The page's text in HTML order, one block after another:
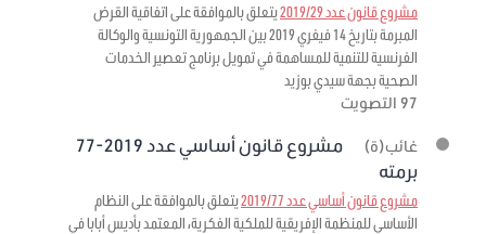
مشروع قانون عدد 2019/29
يتعلق بالموافقة على اتفاقية القرض
المبرمة بتاريخ 14 فيفري 2019 بين الجمهورية التونسية والوكالة
الفرنسية للتنمية للمساهمة في تمويل برنامج تعصير الخدمات
الصحية بجهة سيدي بوزيد
97 التصويت
غائب(ة)
مشروع قانون أساسي عدد 2019-77
برمته
مشروع قانون أساسي عدد 2019/77
يتعلق بالموافقة على النظام
الأساسي للمنظمة الإفريقية للملكية الفكرية، المعتمد بأديس أبابا في